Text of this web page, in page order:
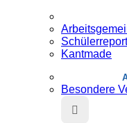
Kantmade
Besondere